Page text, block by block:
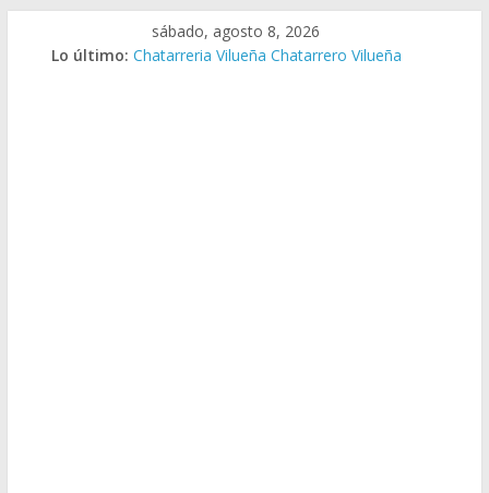
sábado, agosto 8, 2026
Lo último: Chatarreria Vilueña Chatarrero Vilueña